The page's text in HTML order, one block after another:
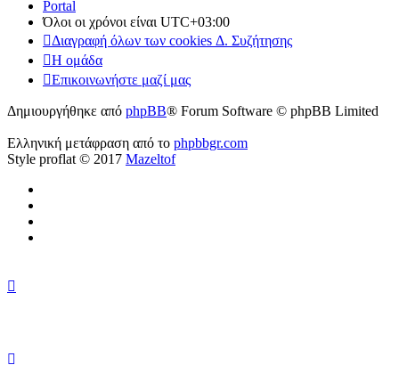
Portal
Όλοι οι χρόνοι είναι UTC+03:00
Διαγραφή όλων των cookies Δ. Συζήτησης
Η ομάδα
Επικοινωνήστε μαζί μας
Δημιουργήθηκε από phpBB® Forum Software © phpBB Limited
Ελληνική μετάφραση από το phpbbgr.com
Style proflat © 2017 Mazeltof